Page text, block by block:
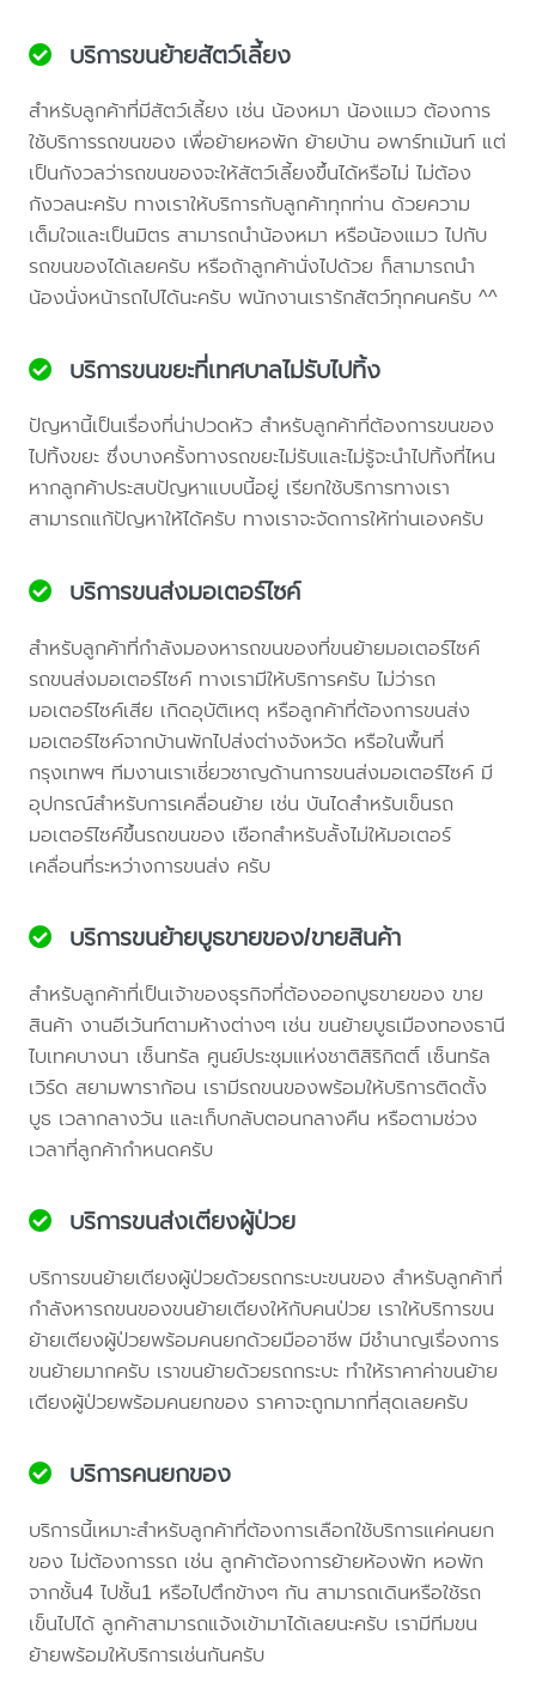
บริการขนย้ายสัตว์เลี้ยง
สำหรับลูกค้าที่มีสัตว์เลี้ยง เช่น น้องหมา น้องแมว ต้องการ
ใช้บริการรถขนของ เพื่อย้ายหอพัก ย้ายบ้าน อพาร์ทเม้นท์ แต่
เป็นกังวลว่ารถขนของจะให้สัตว์เลี้ยงขึ้นได้หรือไม่ ไม่ต้อง
กังวลนะครับ ทางเราให้บริการกับลูกค้าทุกท่าน ด้วยความ
เต็มใจและเป็นมิตร สามารถนำน้องหมา หรือน้องแมว ไปกับ
รถขนของได้เลยครับ หรือถ้าลูกค้านั่งไปด้วย ก็สามารถนำ
น้องนั่งหน้ารถไปได้นะครับ พนักงานเรารักสัตว์ทุกคนครับ ^^
บริการขนขยะที่เทศบาลไม่รับไปทิ้ง
ปัญหานี้เป็นเรื่องที่น่าปวดหัว สำหรับลูกค้าที่ต้องการขนของ
ไปทิ้งขยะ ซึ่งบางครั้งทางรถขยะไม่รับและไม่รู้จะนำไปทิ้งที่ไหน
หากลูกค้าประสบปัญหาแบบนี้อยู่ เรียกใช้บริการทางเรา
สามารถแก้ปัญหาให้ได้ครับ ทางเราจะจัดการให้ท่านเองครับ
บริการขนส่งมอเตอร์ไซค์
สำหรับลูกค้าที่กำลังมองหารถขนของที่ขนย้ายมอเตอร์ไซค์
รถขนส่งมอเตอร์ไซค์ ทางเรามีให้บริการครับ ไม่ว่ารถ
มอเตอร์ไซค์เสีย เกิดอุบัติเหตุ หรือลูกค้าที่ต้องการขนส่ง
มอเตอร์ไซค์จากบ้านพักไปส่งต่างจังหวัด หรือในพื้นที่
กรุงเทพฯ ทีมงานเราเชี่ยวชาญด้านการขนส่งมอเตอร์ไซค์ มี
อุปกรณ์สำหรับการเคลื่อนย้าย เช่น บันไดสำหรับเข็นรถ
มอเตอร์ไซค์ขึ้นรถขนของ เชือกสำหรับลั้งไม่ให้มอเตอร์
เคลื่อนที่ระหว่างการขนส่ง ครับ
บริการขนย้ายบูธขายของ/ขายสินค้า
สำหรับลูกค้าที่เป็นเจ้าของธุรกิจที่ต้องออกบูธขายของ ขาย
สินค้า งานอีเว้นท์ตามห้างต่างๆ เช่น ขนย้ายบูธเมืองทองธานี
ไบเทคบางนา เซ็นทรัล ศูนย์ประชุมแห่งชาติสิริกิตติ์ เซ็นทรัล
เวิร์ด สยามพาราก้อน เรามีรถขนของพร้อมให้บริการติดตั้ง
บูธ เวลากลางวัน และเก็บกลับตอนกลางคืน หรือตามช่วง
เวลาที่ลูกค้ากำหนดครับ
บริการขนส่งเตียงผู้ป่วย
บริการขนย้ายเตียงผู้ป่วยด้วยรถกระบะขนของ สำหรับลูกค้าที่
กำลังหารถขนของขนย้ายเตียงให้กับคนป่วย เราให้บริการขน
ย้ายเตียงผู้ป่วยพร้อมคนยกด้วยมืออาชีพ มีชำนาญเรื่องการ
ขนย้ายมากครับ เราขนย้ายด้วยรถกระบะ ทำให้ราคาค่าขนย้าย
เตียงผู้ป่วยพร้อมคนยกของ ราคาจะถูกมากที่สุดเลยครับ
บริการคนยกของ
บริการนี้เหมาะสำหรับลูกค้าที่ต้องการเลือกใช้บริการแค่คนยก
ของ ไม่ต้องการรถ เช่น ลูกค้าต้องการย้ายห้องพัก หอพัก
จากชั้น4 ไปชั้น1 หรือไปตึกข้างๆ กัน สามารถเดินหรือใช้รถ
เข็นไปได้ ลูกค้าสามารถแจ้งเข้ามาได้เลยนะครับ เรามีทีมขน
ย้ายพร้อมให้บริการเช่นกันครับ